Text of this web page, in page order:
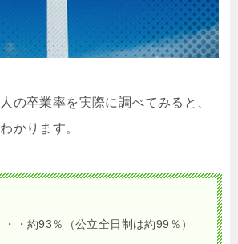
の卒業率を実際に調べてみると、
かります。
・約93％（公立全日制は約99％）